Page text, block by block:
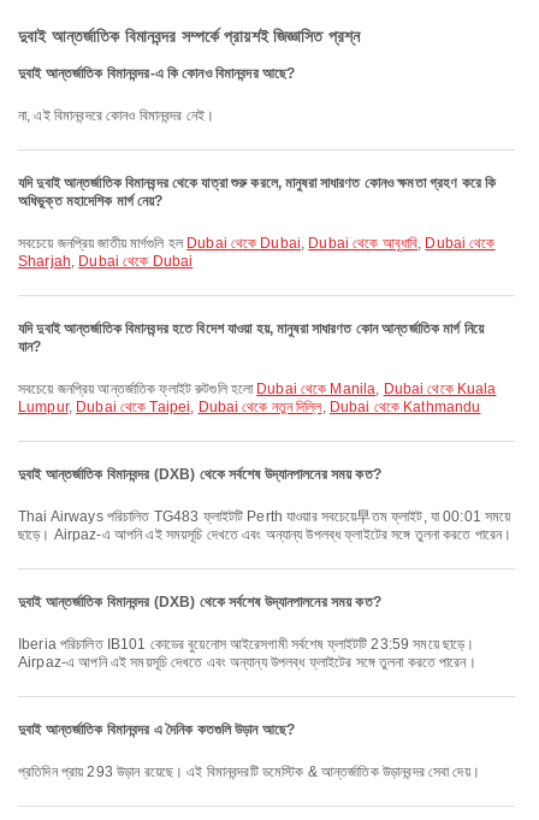
দুবাই আন্তর্জাতিক বিমানবন্দর সম্পর্কে প্রায়শই জিজ্ঞাসিত প্রশ্ন
দুবাই আন্তর্জাতিক বিমানবন্দর-এ কি কোনও বিমানবন্দর আছে?
না, এই বিমানবন্দরে কোনও বিমানবন্দর নেই।
যদি দুবাই আন্তর্জাতিক বিমানবন্দর থেকে যাত্রা শুরু করলে, মানুষরা সাধারণত কোনও ক্ষমতা গ্রহণ করে কি
অধিভুক্ত মহাদেশিক মার্গ নেয়?
সবচেয়ে জনপ্রিয় জাতীয় মার্গগুলি হল Dubai থেকে Dubai, Dubai থেকে আবুধাবি, Dubai থেকে
Sharjah, Dubai থেকে Dubai
যদি দুবাই আন্তর্জাতিক বিমানবন্দর হতে বিদেশ যাওয়া হয়, মানুষরা সাধারণত কোন আন্তর্জাতিক মার্গ নিয়ে
যান?
সবচেয়ে জনপ্রিয় আন্তর্জাতিক ফ্লাইট রুটগুলি হলো Dubai থেকে Manila, Dubai থেকে Kuala
Lumpur, Dubai থেকে Taipei, Dubai থেকে নতুন দিল্লি, Dubai থেকে Kathmandu
দুবাই আন্তর্জাতিক বিমানবন্দর (DXB) থেকে সর্বশেষ উদ্যানপালনের সময় কত?
Thai Airways পরিচালিত TG483 ফ্লাইটটি Perth যাওয়ার সবচেয়ে早তম ফ্লাইট, যা 00:01 সময়ে
ছাড়ে। Airpaz-এ আপনি এই সময়সূচি দেখতে এবং অন্যান্য উপলব্ধ ফ্লাইটের সঙ্গে তুলনা করতে পারেন।
দুবাই আন্তর্জাতিক বিমানবন্দর (DXB) থেকে সর্বশেষ উদ্যানপালনের সময় কত?
Airpaz-এ আপনি এই সময়সূচি দেখতে এবং অন্যান্য উপলব্ধ ফ্লাইটের সঙ্গে তুলনা করতে পারেন।
দুবাই আন্তর্জাতিক বিমানবন্দর এ দৈনিক কতগুলি উড়ান আছে?
প্রতিদিন প্রায় 293 উড়ান রয়েছে। এই বিমানবন্দরটি ডমেস্টিক & আন্তর্জাতিক উড়ানবন্দর সেবা দেয়।